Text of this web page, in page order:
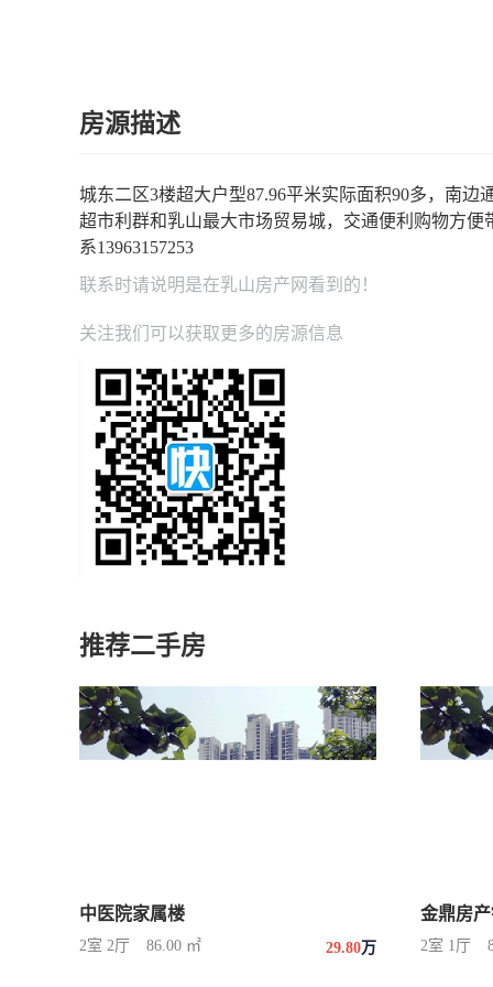
房源描述
城东二区3楼超大户型87.96平米实际面积90多，南
超市利群和乳山最大市场贸易城，交通便利购物方
系13963157253
联系时请说明是在乳山房产网 看到的！
关注我们可以获取更多的房源信息
推荐二手房
中医院家属楼
2室 2厅 86.00 ㎡ 29.80万
金鼎房
2室 1厅